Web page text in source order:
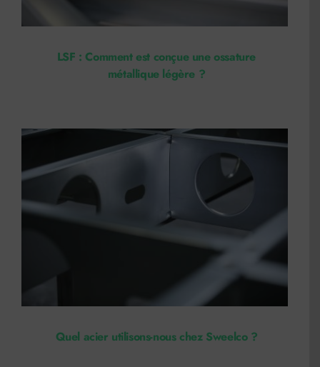
LSF : Comment est conçue une ossature
métallique légère ?
Quel acier utilisons-nous chez Sweelco ?